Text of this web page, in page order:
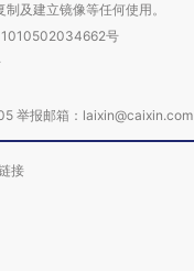
及建立镜像等任何使用。
号
举报邮箱：laixin@caixin.com
接